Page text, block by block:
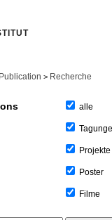
> Recherche
alle
Projekte
Poster
Filme